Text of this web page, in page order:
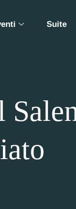
Suite